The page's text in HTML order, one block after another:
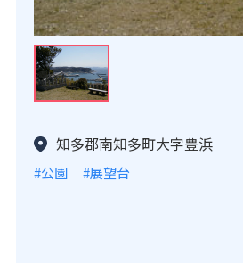
知多郡南知多町大字豊浜
#公園 #展望台